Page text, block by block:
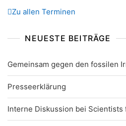
Zu allen Terminen
NEUESTE BEITRÄGE
Gemeinsam gegen den fossilen
Presseerklärung
Interne Diskussion bei Scientists